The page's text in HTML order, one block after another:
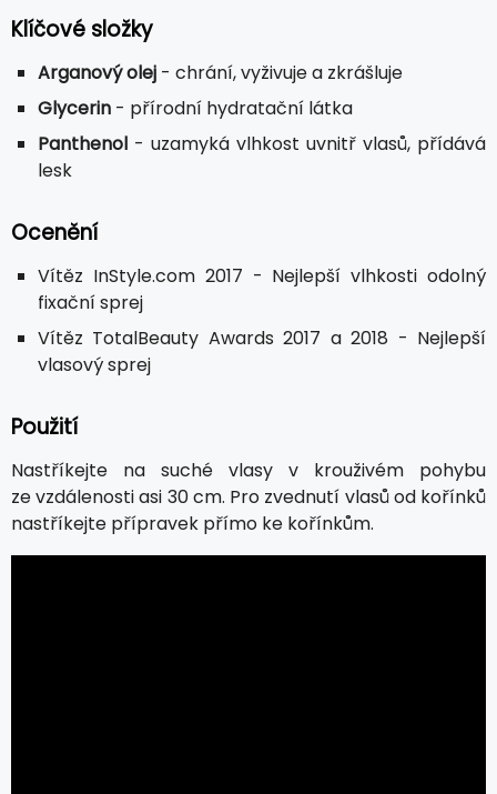
Klíčové složky
Arganový olej - chrání, vyživuje a zkrášluje
Glycerin - přírodní hydratační látka
Panthenol - uzamyká vlhkost uvnitř vlasů, přídává
lesk
Ocenění
Vítěz InStyle.com 2017 - Nejlepší vlhkosti odolný
fixační sprej
Vítěz TotalBeauty Awards 2017 a 2018 - Nejlepší
vlasový sprej
Použití
Nastříkejte na suché vlasy v krouživém pohybu
ze vzdálenosti asi 30 cm. Pro zvednutí vlasů od kořínků
nastříkejte přípravek přímo ke kořínkům.